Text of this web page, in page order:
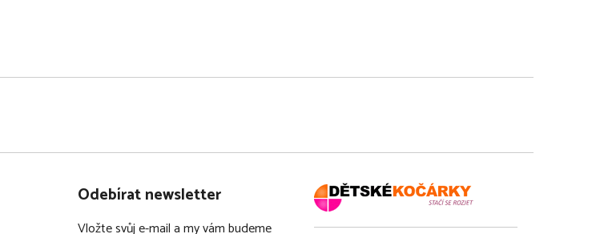
Odebírat newsletter
Vložte svůj e-mail a my vám budeme